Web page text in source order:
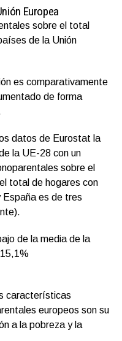
Europea
sobre el total
de la Unión
es comparativamente
de forma
datos de Eurostat la
la UE-28 con un
sobre el
total de hogares con
España es de tres
de la media de la
características
europeos son su
a la pobreza y la